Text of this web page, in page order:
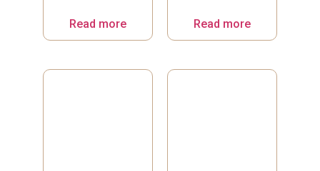
Read more Read more